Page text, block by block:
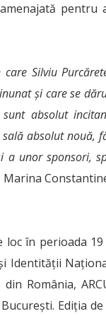
pentru
Silviu
și care se
absolut
absolut nouă,
a unor sponsori,
Marina
loc în perioada 19
Identităţii
România,
Ediţia